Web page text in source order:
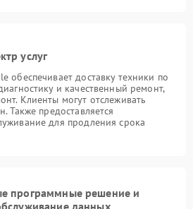
услуг
обеспечивает доставку техники по
и качественный ремонт,
Клиенты могут отслеживать
Также предоставляется
для продления срока
программные решение и
данных